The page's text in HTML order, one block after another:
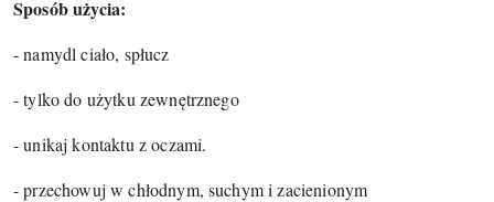
Sposób użycia:
- namydl ciało, spłucz
- tylko do użytku zewnętrznego
- unikaj kontaktu z oczami.
- przechowuj w chłodnym, suchym i zacienionym